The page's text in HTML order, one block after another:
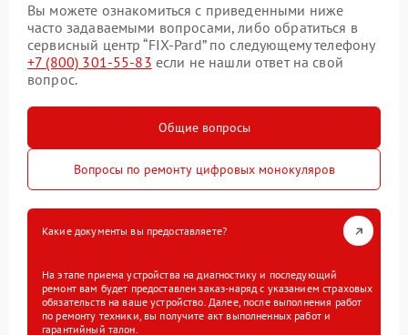
Вы можете ознакомиться с приведенными ниже
часто задаваемыми вопросами, либо обратиться в
сервисный центр “FIX-Pard” по следующему телефону
+7 (800) 301-55-83 если не нашли ответ на свой
вопрос.
Общие вопросы
Вопросы по ремонту цифровых монокуляров
Какие документы вы предоставляете?
На этапе приема устройства на диагностику и последующий
ремонт вам будет предоставлен заказ-наряд с указанием страховых
обязательств на ваше устройство. Далее, после выполнения работ
по ремонту техники, вы получите акт выполненных работ и
гарантийный талон.